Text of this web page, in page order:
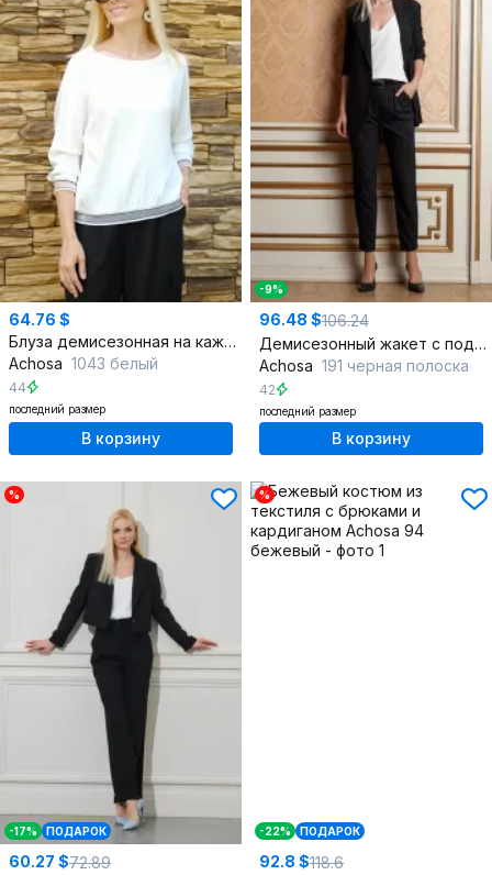
64.76 $
Блуза демисезонная на каждый день белая
Achosa 1043 белый
44
последний размер
В корзину
-9%
96.48 $106.24
Демисезонный жакет с подплечниками и классическим стилем
Achosa 191 черная полоска
42
последний размер
В корзину
%
-17% ПОДАРОК
60.27 $72.89
%
-22% ПОДАРОК
92.8 $118.6